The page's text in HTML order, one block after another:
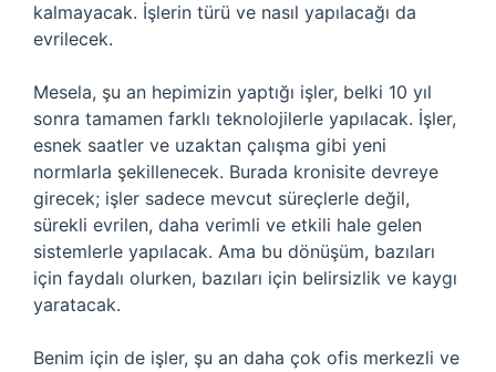
kalmayacak. İşlerin türü ve nasıl yapılacağı da
evrilecek.
Mesela, şu an hepimizin yaptığı işler, belki 10 yıl
sonra tamamen farklı teknolojilerle yapılacak. İşler,
esnek saatler ve uzaktan çalışma gibi yeni
normlarla şekillenecek. Burada kronisite devreye
girecek; işler sadece mevcut süreçlerle değil,
sürekli evrilen, daha verimli ve etkili hale gelen
sistemlerle yapılacak. Ama bu dönüşüm, bazıları
için faydalı olurken, bazıları için belirsizlik ve kaygı
yaratacak.
Benim için de işler, şu an daha çok ofis merkezli ve